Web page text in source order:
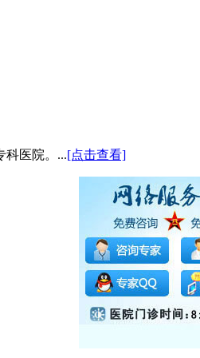
科医院。...[点击查看]